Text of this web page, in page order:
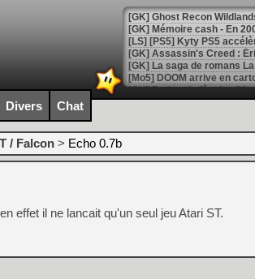
[Mo5] DOOM arrive en
[GK] Bethesda fête les 30
[GK] Roblox : l'action en
[GK] Agenda - GeForce
[GK] Devolver Digital en a
[LS] [PS5] ps5-y2jb-
[GK] Pourquoi Marvel
[GK] Test : Restory : Chill
[GK] GTA 6 : Rockstar
[GK] Hot Wheels Infinite
[GK] Mémoire cash -
[GK] Résultats Nintendo :
Divers Chat
/ Falcon > Echo 0.7b
effet il ne lancait qu'un seul jeu Atari ST.